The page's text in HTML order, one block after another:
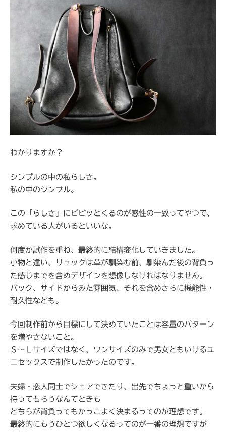
わかりますか？
シンプルの中の私らしさ。
私の中のシンプル。
この「らしさ」にビビッとくるのが感性の一致ってやつで、
求めている人がいるといいな。
何度か試作を重ね、最終的に結構変化していきました。
小物と違い、リュックは革が馴染む前、馴染んだ後の背負っ
た感じまでを含めデザインを想像しなければなりません。
バック、サイドからみた雰囲気、それを含めさらに機能性・
耐久性なども。
今回制作前から目標にして決めていたことは容量のパターン
を増やさないこと。
Ｓ～Ｌサイズではなく、ワンサイズのみで男女ともいけるユ
ニセックスで制作したかったのです。
夫婦・恋人同士でシェアできたり、出先でちょっと重いから
持ってもらうなんてときも
どちらが背負ってもかっこよく決まるってのが理想です。
最終的にもうひとつ欲しくなるってのが一番の理想ですが